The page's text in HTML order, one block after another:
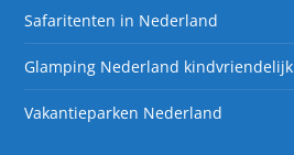
Safaritenten in Nederland
Glamping Nederland kindvriendelijk
Vakantieparken Nederland